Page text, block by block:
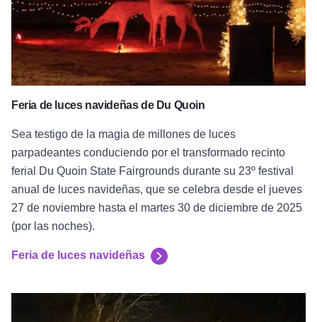
Feria de luces navideñas de Du Quoin
Sea testigo de la magia de millones de luces
parpadeantes conduciendo por el transformado recinto
ferial Du Quoin State Fairgrounds durante su 23º festival
anual de luces navideñas, que se celebra desde el jueves
27 de noviembre hasta el martes 30 de diciembre de 2025
(por las noches).
Feria de luces navideñas
Aldea navideña